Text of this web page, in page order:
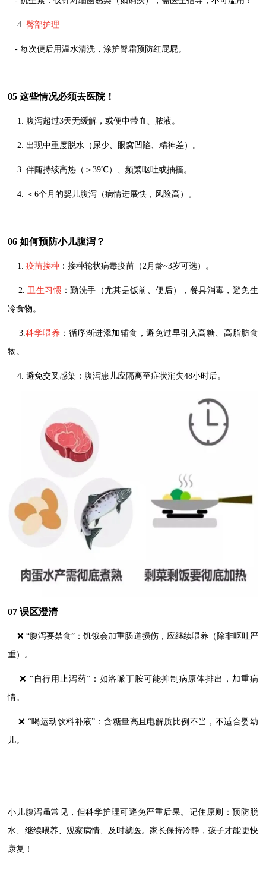
4.臀部护理
- 每次便后用温水清洗，涂护臀霜预防红屁屁。
05 这些情况必须去医院！
1. 腹泻超过3天无缓解，或便中带血、脓液。
2. 出现中重度脱水（尿少、眼窝凹陷、精神差）。
3. 伴随持续高热（＞39℃）、频繁呕吐或抽搐。
4. ＜6个月的婴儿腹泻（病情进展快，风险高）。
06 如何预防小儿腹泻？
1.疫苗接种 ：接种轮状病毒疫苗（2月龄~3岁可选）。
2. 卫生习惯：勤洗手（尤其是饭前、便后），餐具消毒，避免生
冷食物。
3. 科学喂养 ：循序渐进添加辅食，避免过早引入高糖、高脂肪食
物。
4. 避免交叉感染：腹泻患儿应隔离至症状消失48小时后。
07 误区澄清
❌ “腹泻要禁食”：饥饿会加重肠道损伤，应继续喂养（除非呕吐严
重）。
❌ “自行用止泻药”：如洛哌丁胺可能抑制病原体排出，加重病
情。
❌ “喝运动饮料补液”：含糖量高且电解质比例不当，不适合婴幼
儿。
小儿腹泻虽常见，但科学护理可避免严重后果。记住原则：预防脱
水、继续喂养、观察病情、及时就医。家长保持冷静，孩子才能更快
康复！